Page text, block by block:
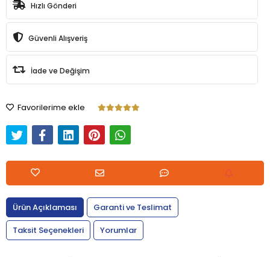
Hızlı Gönderi
Güvenli Alışveriş
İade ve Değişim
Favorilerime ekle
Ürün Açıklaması
Garanti ve Teslimat
Taksit Seçenekleri
Yorumlar